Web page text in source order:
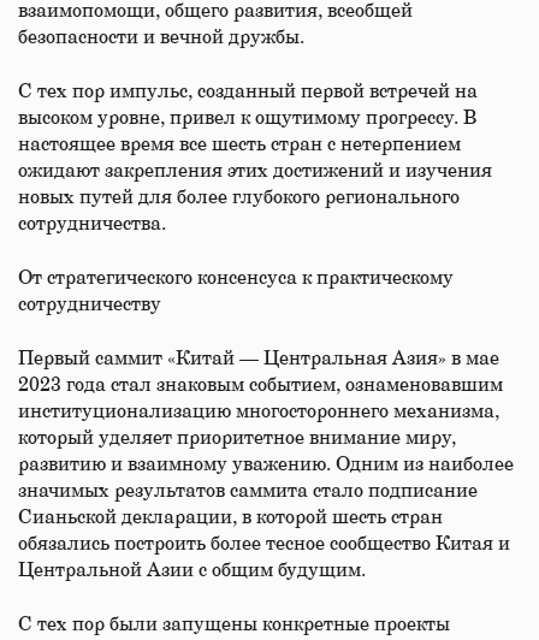
взаимопомощи, общего развития, всеобщей
безопасности и вечной дружбы.
С тех пор импульс, созданный первой встречей на
высоком уровне, привел к ощутимому прогрессу. В
настоящее время все шесть стран с нетерпением
ожидают закрепления этих достижений и изучения
новых путей для более глубокого регионального
сотрудничества.
От стратегического консенсуса к практическому
сотрудничеству
Первый саммит «Китай — Центральная Азия» в мае
2023 года стал знаковым событием, ознаменовавшим
институционализацию многостороннего механизма,
который уделяет приоритетное внимание миру,
развитию и взаимному уважению. Одним из наиболее
значимых результатов саммита стало подписание
Сианьской декларации, в которой шесть стран
обязались построить более тесное сообщество Китая и
Центральной Азии с общим будущим.
С тех пор были запущены конкретные проекты